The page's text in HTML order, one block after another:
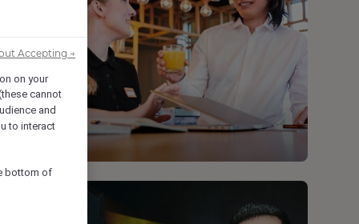
on your
cannot
and
to interact
bottom of
Accepting →